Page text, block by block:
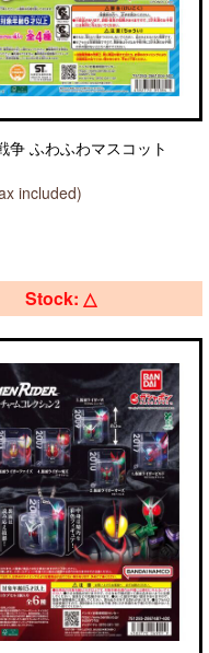
争 ふわふわマスコット
included)
Stock: △